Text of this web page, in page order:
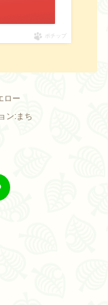
ポチップ
ロー
ン:まち